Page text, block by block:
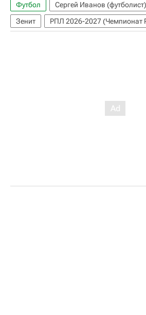
Футбол Сергей Иванов (футболист)
Зенит
РПЛ 2026-2027 (Чемпионат